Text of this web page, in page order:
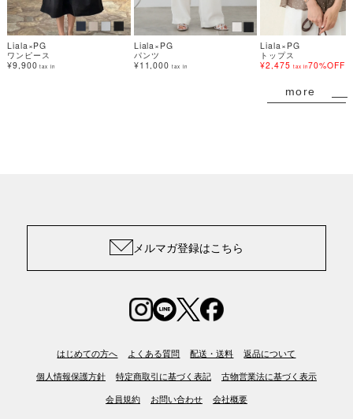
Liala×PG
ワンピース
¥9,900 tax in
Liala×PG
パンツ
¥11,000 tax in
Liala×PG
トップス
¥2,475 tax in70%OFF
more
メルマガ登録はこちら
はじめての方へ よくある質問 配送・送料 返品について
個人情報保護方針 特定商取引に基づく表記 古物営業法に基づく表示
会員規約 お問い合わせ 会社概要